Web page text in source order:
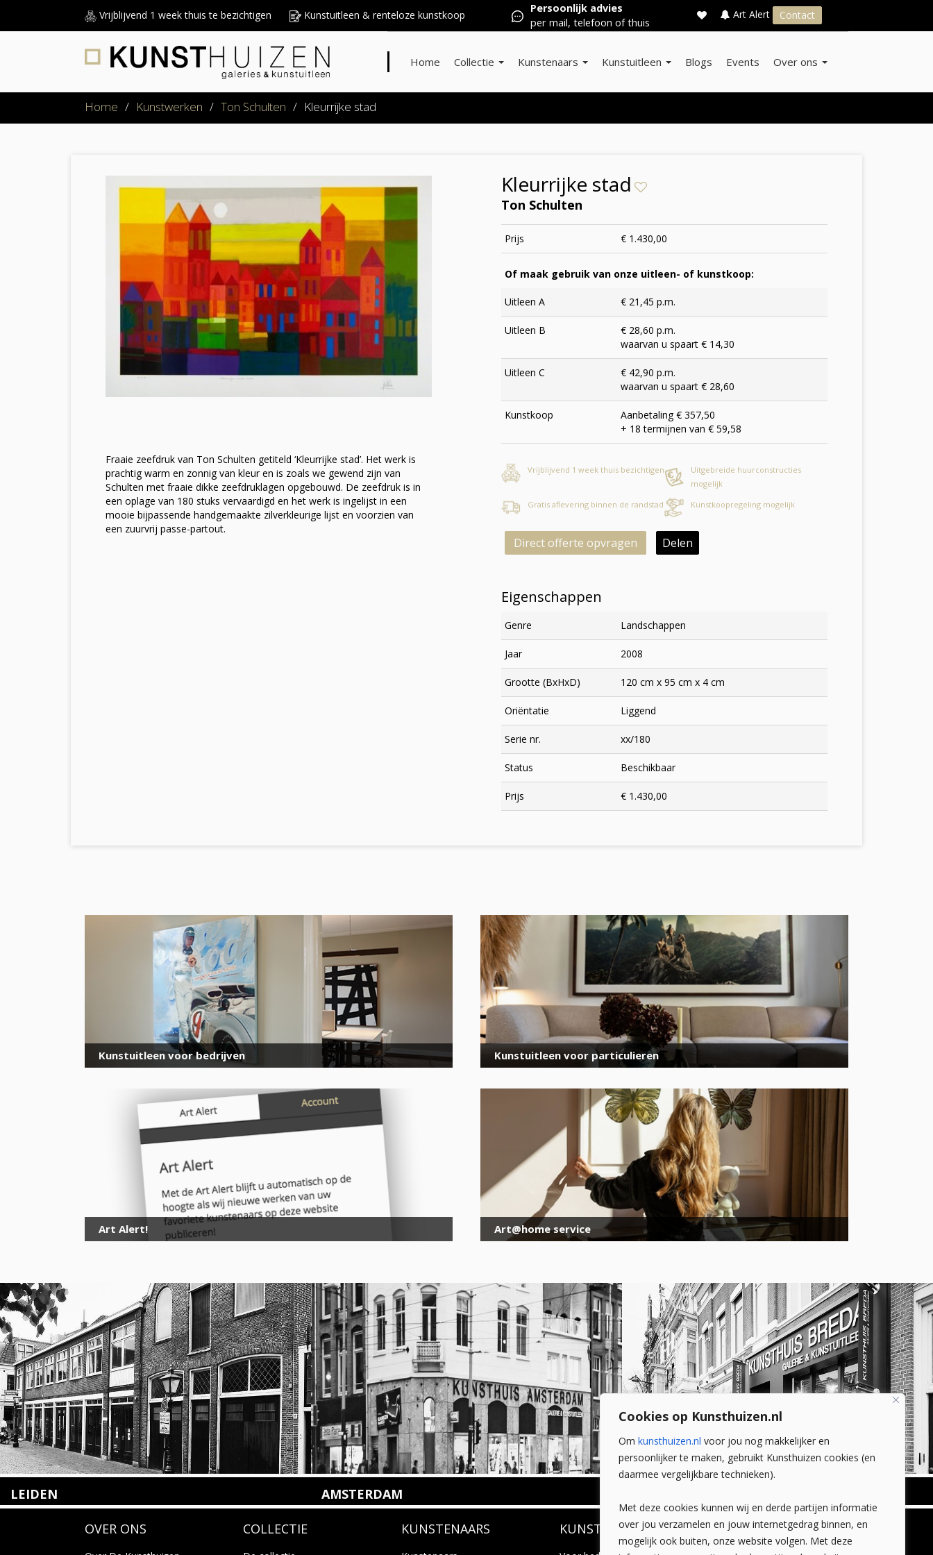
Cookies op Kunsthuizen.nl
Om kunsthuizen.nl voor jou nog makkelijker en
persoonlijker te maken, gebruikt Kunsthuizen cookies (en
daarmee vergelijkbare technieken).
Met deze cookies kunnen wij en derde partijen informatie
over jou verzamelen en jouw internetgedrag binnen, en
mogelijk ook buiten, onze website volgen. Met deze
Vrijblijvend 1 week thuis te bezichtigen Kunstuitleen & renteloze kunstkoop
Persoonlijk advies
per mail, telefoon of thuis
Art Alert Contact
Home Collectie Kunstenaars Kunstuitleen Blogs Events Over ons
Home / Kunstwerken / Ton Schulten / Kleurrijke stad
Fraaie zeefdruk van Ton Schulten getiteld ‘Kleurrijke stad’. Het werk is
prachtig warm en zonnig van kleur en is zoals we gewend zijn van
Schulten met fraaie dikke zeefdruklagen opgebouwd. De zeefdruk is in
een oplage van 180 stuks vervaardigd en het werk is ingelijst in een
mooie bijpassende handgemaakte zilverkleurige lijst en voorzien van
een zuurvrij passe-partout.
Kleurrijke stad
Ton Schulten
Prijs € 1.430,00
Of maak gebruik van onze uitleen- of kunstkoop:
Uitleen A € 21,45 p.m.
Uitleen B
€ 28,60 p.m.
waarvan u spaart € 14,30
Uitleen C
€ 42,90 p.m.
waarvan u spaart € 28,60
Kunstkoop
Aanbetaling € 357,50
+ 18 termijnen van € 59,58
Vrijblijvend 1 week thuis bezichtigen
Uitgebreide huurconstructies
mogelijk
Gratis aflevering binnen de randstad
Kunstkoopregeling mogelijk
Direct offerte opvragen Delen
Eigenschappen
Genre Landschappen
Jaar 2008
Grootte (BxHxD) 120 cm x 95 cm x 4 cm
Oriëntatie Liggend
Serie nr. xx/180
Status Beschikbaar
Prijs € 1.430,00
Kunstuitleen voor bedrijven Kunstuitleen voor particulieren
Art Alert! Art@home service
LEIDEN AMSTERDAM
1075 VX Amsterdam
Wilhelminastraat 11
4818 SB Breda
+31 (0)76 5221309
OVER ONS COLLECTIE KUNSTENAARS KUNSTUITLEEN CONTACT
Meld je aan
voor onze nieuwsbrief
E-
mailadres